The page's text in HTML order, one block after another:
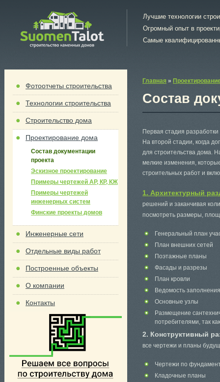
Лучшие технологии
Огромный опыт в
Самые
Фотоотчеты строительства
Технологии строительства
Строительство дома
Проектирование дома
Состав документации
проекта
Эскизное проектирование
Примеры чертежей АР, КР, КЖ
Примеры чертежей
инженерных систем
Финские проекты домов
Инженерные сети
Отдельные виды работ
Построенные объекты
О компании
Контакты
Главная »
Состав
Первая стадия
На второй стадии, когда
для строительства дома.
мелкие изменения,
строительных работ и
1. Архитектурный
решений и заканчивая
посмотреть размеры,
Генеральный план
План внешних сетей
Поэтажные планы
Фасады и разрезы
План кровли
Ведомость
Основные узлы
Размещение
потребителями, так
2. Конструктивный
все чертежи и планы
Чертежи по
Кладочные планы